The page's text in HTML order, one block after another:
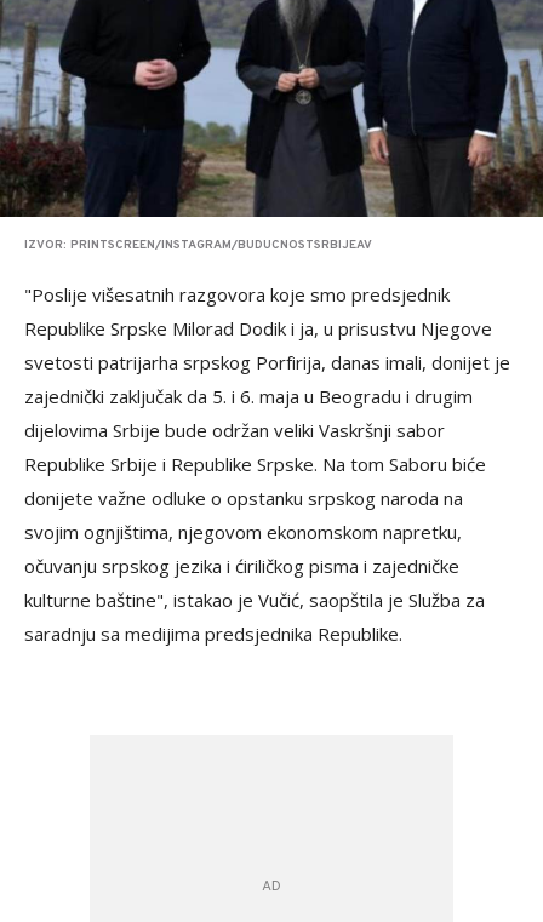
IZVOR: PRINTSCREEN/INSTAGRAM/BUDUCNOSTSRBIJEAV
"Poslije višesatnih razgovora koje smo predsjednik
Republike Srpske Milorad Dodik i ja, u prisustvu Njegove
svetosti patrijarha srpskog Porfirija, danas imali, donijet je
zajednički zaključak da 5. i 6. maja u Beogradu i drugim
dijelovima Srbije bude održan veliki Vaskršnji sabor
Republike Srbije i Republike Srpske. Na tom Saboru biće
donijete važne odluke o opstanku srpskog naroda na
svojim ognjištima, njegovom ekonomskom napretku,
očuvanju srpskog jezika i ćiriličkog pisma i zajedničke
kulturne baštine", istakao je Vučić, saopštila je Služba za
saradnju sa medijima predsjednika Republike.